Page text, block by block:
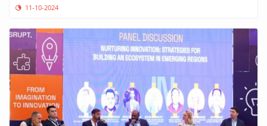
11-10-2024